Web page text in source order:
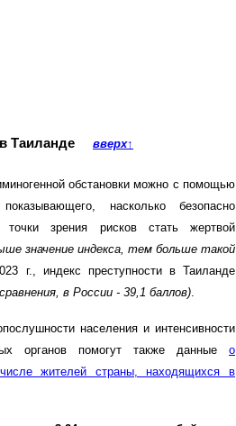
в Таиланде вверх↑
обстановки можно с помощью
насколько безопасно
зрения рисков стать жертвой
значение индекса, тем больше такой
г., индекс преступности в Таиланде
в России - 39,1 баллов).
населения и интенсивности
органов помогут также данные о
числе жителей страны, находящихся в